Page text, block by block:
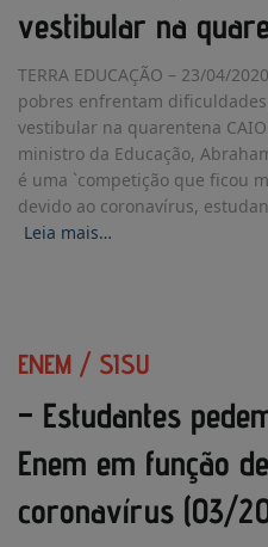
vestibular na
TERRA EDUCAÇÃO – 23/04/
pobres enfrentam
vestibular na quarentena
ministro da Educação,
é uma `competição que ficou
devido ao coronavírus,
Leia mais…
ENEM / SISU
– Estudantes
Enem em função
coronavírus (03/